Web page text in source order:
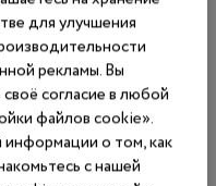
двумя важными,
разница
опробовать свою
его более
и медные трубы,
для улучшения
рекламы. Вы
согласие в любой
файлов cookie».
о том, как
с нашей